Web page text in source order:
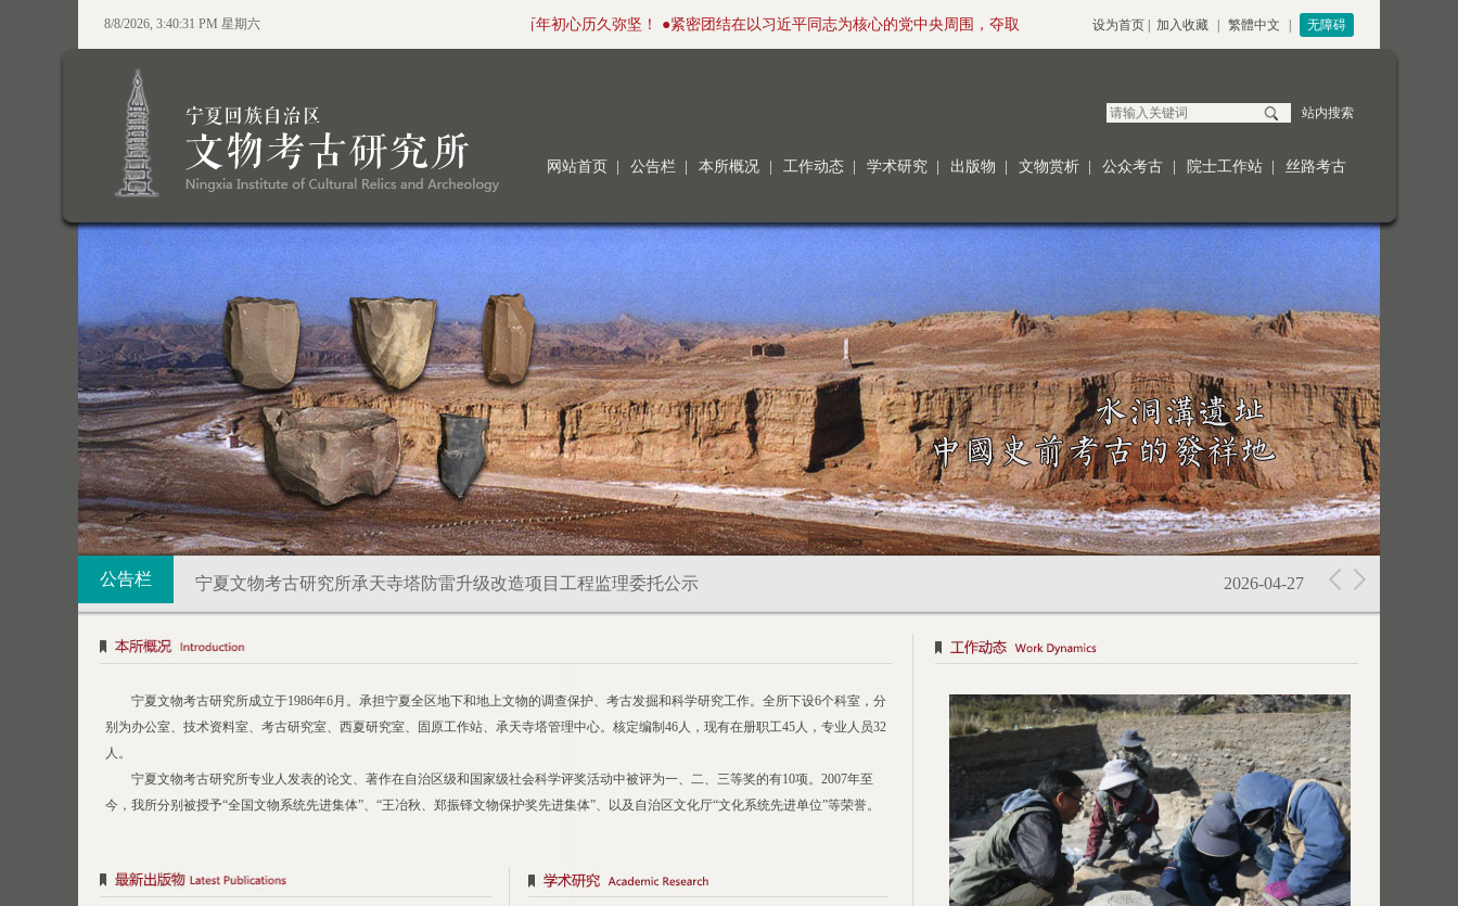
8/8/2026, 3:40:32 PM 星期六 ●百年征程波澜壮阔，百年初心历久弥坚！ ●紧密团结在以习近平同志为核心的党中央周围，夺取全面建设社会主义现代化国家新胜利！ ●中国共产党的领导是中
设为首页 | 加入收藏 | 繁體中文 | 无障碍
站内搜索
网站首页 公告栏 本所概况 工作动态| 学术研究| 出版物 文物赏析 公众考古 院士工作站| 丝路考古
公告栏
2026-06-12
讣 告
2026-04-27
宁夏文物考古研究所承天寺塔防雷升级改造项目工程监理委托公示
2026-03-26
2026-01-15
宁夏文物考古研究所承天寺塔防雷升级改造项目工程监理委托公告
宁夏文物考古研究所成立于1986年6月。承担宁夏全区地下和地上文物的调查保护、考古发掘和科学研究工作。全所下设6个科室，分
别为办公室、技术资料室、考古研究室、西夏研究室、固原工作站、承天寺塔管理中心。核定编制46人，现有在册职工45人，专业人员32
人。
宁夏文物考古研究所专业人发表的论文、著作在自治区级和国家级社会科学评奖活动中被评为一、二、三等奖的有10项。2007年至
今，我所分别被授予“全国文物系统先进集体”、“王冶秋、郑振铎文物保护奖先进集体”、以及自治区文化厅“文化系统先进单位”等荣誉。